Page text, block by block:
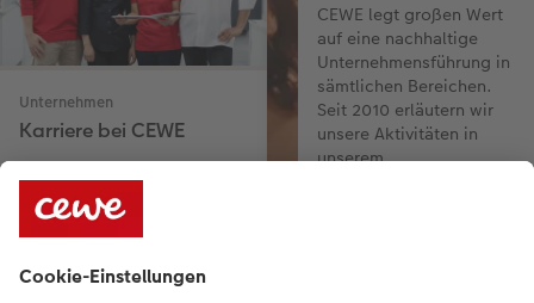
Unternehmen
Karriere bei CEWE
führendem Fotoservice.
Erfahren Sie mehr über
CEWE und informieren Sie
sich über unsere aktuellen
Jobangebote.
CEWE legt großen Wert
auf eine nachhaltige
Unternehmensführung in
sämtlichen Bereichen.
Seit 2010 erläutern wir
unsere Aktivitäten in
unserem